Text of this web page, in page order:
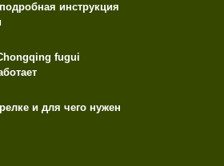
инструкция
fugui
и для чего нужен